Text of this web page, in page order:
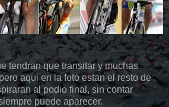
tendran que transitar y muchas
aqui en la foto estan el resto de
al podio final, sin contar
puede aparecer.